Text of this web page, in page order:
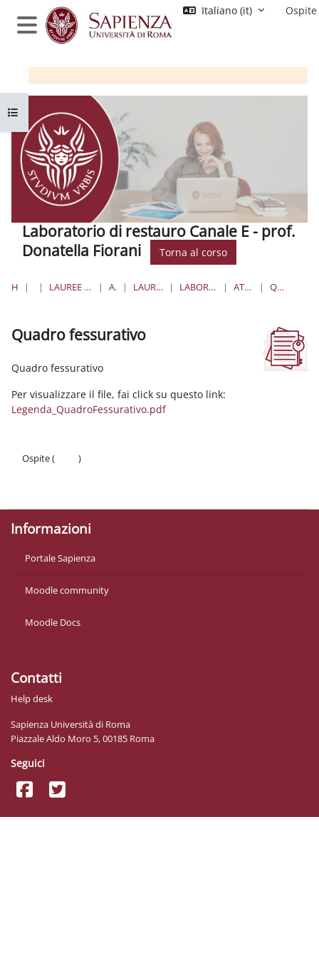
Vai al contenuto principale
Pannello laterale
Italiano ‎(it)‎ Ospite
Laboratorio di restauro Canale E - prof.
Donatella Fiorani
Torna al corso
CORSI LAUREE TRIENNALI, MAGISTRALI, A CICLO UNICO ARCHITETTURA LAUREE MAGISTRALI A CICLO UNICO LABORATORIO DI RESTAURO PROF. FIORANI ATTIVITÀ LABORATORIO 10 QUADRO FESSURATIVO
Apri indice del corso
Quadro fessurativo
Quadro fessurativo
Per visualizzare il file, fai click su questo link:
Legenda_QuadroFessurativo.pdf
Ospite (
)
Informazioni
Portale Sapienza
Moodle community
Moodle Docs
Contatti
Help desk
Sapienza Università di Roma
Piazzale Aldo Moro 5, 00185 Roma
Seguici